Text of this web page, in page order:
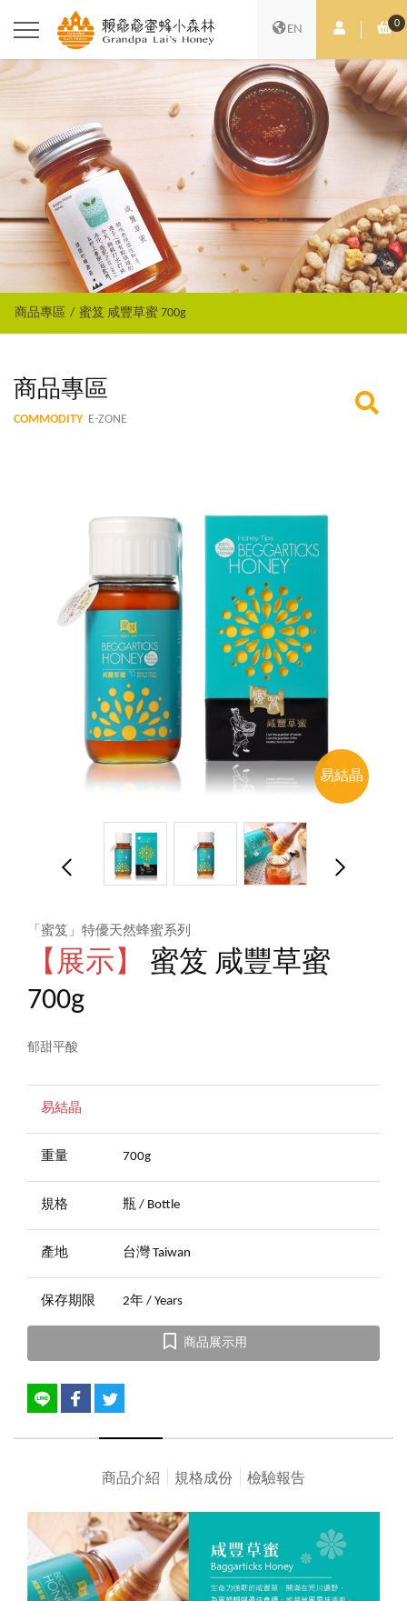
EN 會員中心0
購
商品專區 蜜笈 咸豐草蜜 700g
商品專區
COMMODITY E-ZONE
易結晶
「蜜笈」特優天然蜂蜜系列
【展示】
蜜笈 咸豐草蜜
700g
郁甜平酸
易結晶
重量 700g
規格 瓶 / Bottle
產地 台灣 Taiwan
保存期限 2年 / Years
商品展示用
商品介紹 規格成份 檢驗報告